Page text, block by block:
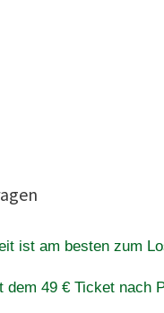
ist am besten zum
dem 49 € Ticket nach